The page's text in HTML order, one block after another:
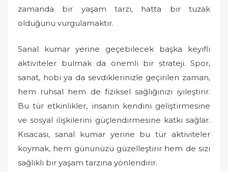
zamanda bir yaşam tarzı, hatta bir tuzak
olduğunu vurgulamaktır.
Sanal kumar yerine geçebilecek başka keyifli
aktiviteler bulmak da önemli bir strateji. Spor,
sanat, hobi ya da sevdiklerinizle geçirilen zaman,
hem ruhsal hem de fiziksel sağlığınızı iyileştirir.
Bu tür etkinlikler, insanın kendini geliştirmesine
ve sosyal ilişkilerini güçlendirmesine katkı sağlar.
Kısacası, sanal kumar yerine bu tür aktiviteler
koymak, hem gününüzü güzelleştirir hem de sizi
sağlıklı bir yaşam tarzına yönlendirir.